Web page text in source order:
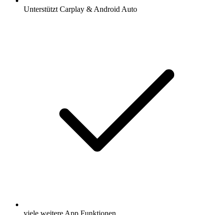
Unterstützt Carplay & Android Auto